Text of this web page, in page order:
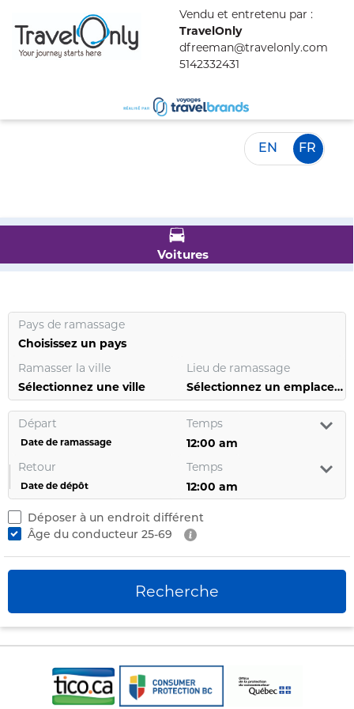
Vendu et entretenu par :
TravelOnly
dfreeman@travelonly.com
5142332431
EN FR
Voitures
Pays de ramassage
Choisissez un pays
Ramasser la ville
Sélectionnez une ville
Lieu de ramassage
Sélectionnez un emplacement
Départ
Date de ramassage
Temps
Retour
Date de dépôt
Temps
Déposer à un endroit différent
Âge du conducteur25-69
Recherche